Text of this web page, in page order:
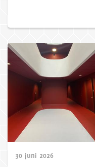
30 juni 2026